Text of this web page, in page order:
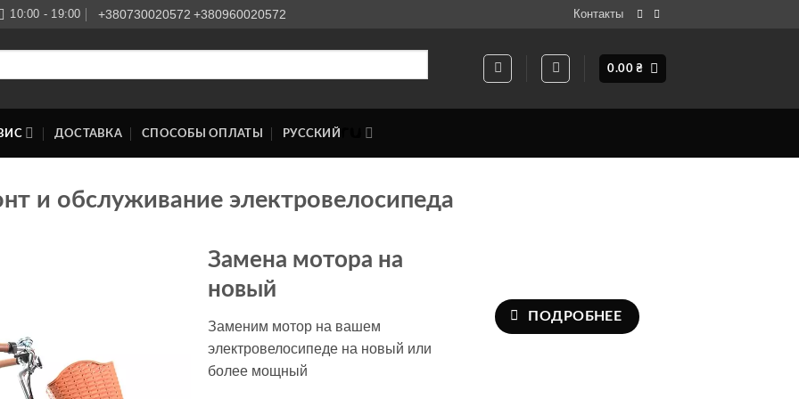
10:00 - 19:00 +380730020572 +380960020572 Контакты
0.00₴
ДОСТАВКА СПОСОБЫ ОПЛАТЫ РУССКИЙ
и обслуживание электровелосипеда
Замена мотора на
новый
Заменим мотор на вашем
электровелосипеде на новый или
более мощный
ПОДРОБНЕЕ